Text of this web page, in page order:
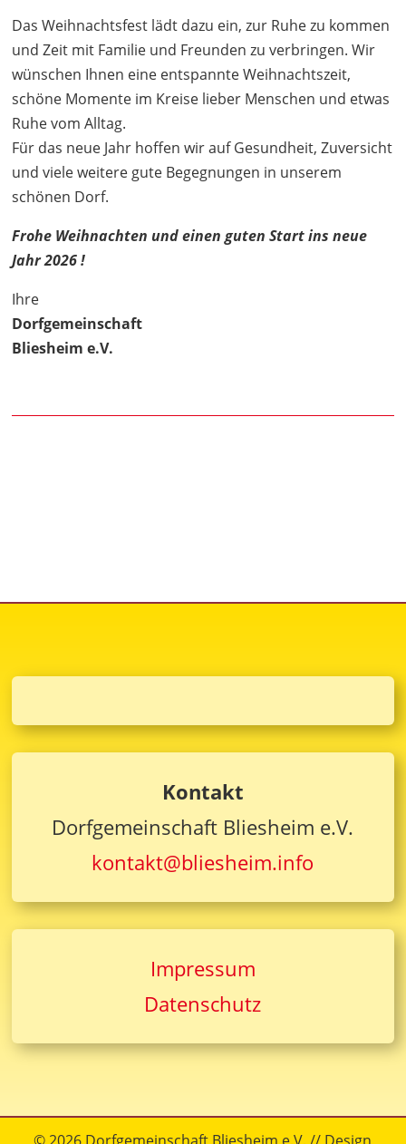
Das Weihnachtsfest lädt dazu ein, zur Ruhe zu kommen
und Zeit mit Familie und Freunden zu verbringen. Wir
wünschen Ihnen eine entspannte Weihnachtszeit,
schöne Momente im Kreise lieber Menschen und etwas
Ruhe vom Alltag.
Für das neue Jahr hoffen wir auf Gesundheit, Zuversicht
und viele weitere gute Begegnungen in unserem
schönen Dorf.
Frohe Weihnachten und einen guten Start ins neue
Jahr 2026 !
Ihre
Dorfgemeinschaft
Bliesheim e.V.
Kontakt
Dorfgemeinschaft Bliesheim e.V.
kontakt@bliesheim.info
Impressum
Datenschutz